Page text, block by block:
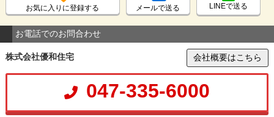
お気に入りに登録する メールで送る LINEで送る
お電話でのお問合わせ
株式会社優和住宅 会社概要はこちら
047-335-6000